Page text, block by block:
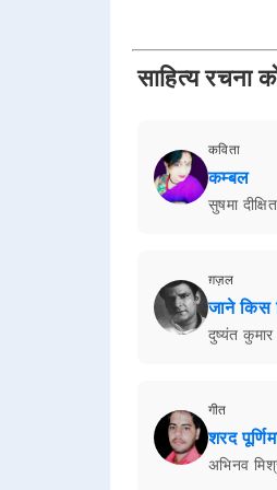
साहित्य रचना
कविता
कम्बल
सुषमा
ग़ज़ल
जाने किस
दुष्यंत कुमार
गीत
शरद
अभिनव